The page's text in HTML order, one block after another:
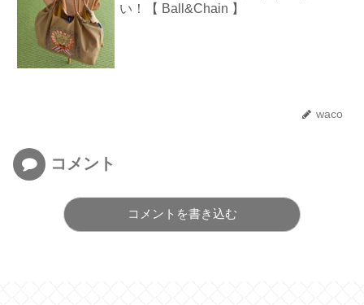
い！【 Ball&Chain 】
waco
コメント
コメントを書き込む